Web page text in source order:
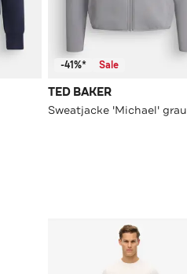
-41%* Sale
TED BAKER
Sweatjacke 'Michael' grau